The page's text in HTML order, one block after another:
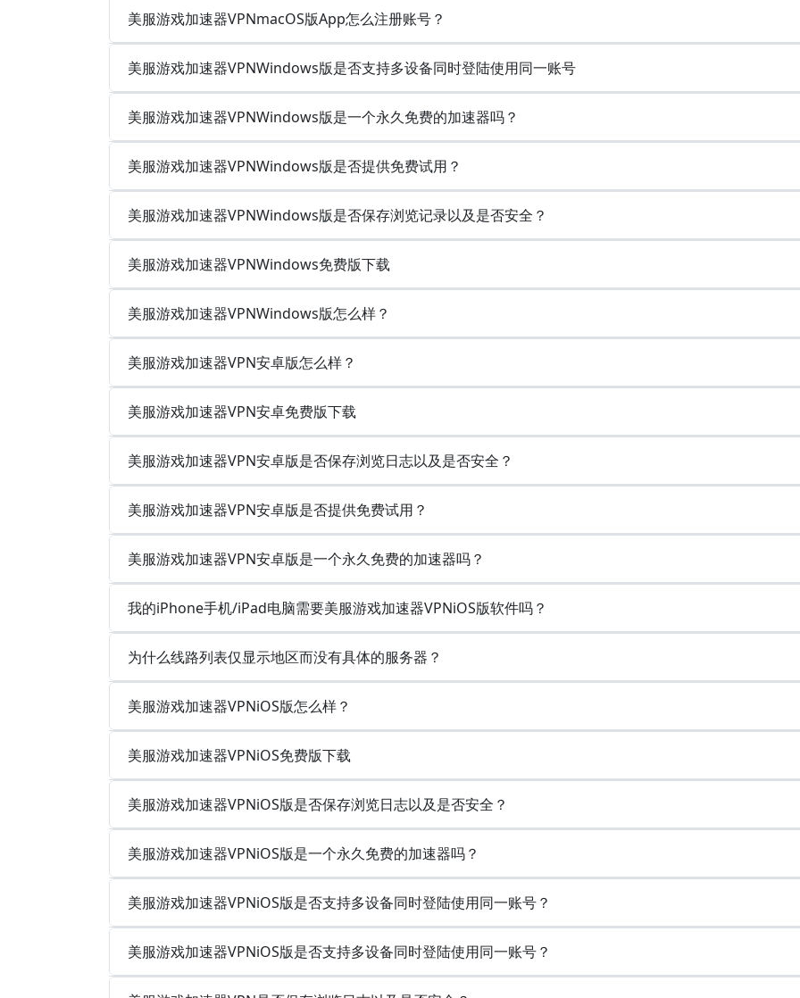
美服游戏加速器VPNmacOS版App怎么注册账号？
美服游戏加速器VPNWindows版是否支持多设备同时登陆使用同一账号
美服游戏加速器VPNWindows版是一个永久免费的加速器吗？
美服游戏加速器VPNWindows版是否提供免费试用？
美服游戏加速器VPNWindows版是否保存浏览记录以及是否安全？
美服游戏加速器VPNWindows免费版下载
美服游戏加速器VPNWindows版怎么样？
美服游戏加速器VPN安卓版怎么样？
美服游戏加速器VPN安卓免费版下载
美服游戏加速器VPN安卓版是否保存浏览日志以及是否安全？
美服游戏加速器VPN安卓版是否提供免费试用？
美服游戏加速器VPN安卓版是一个永久免费的加速器吗？
我的iPhone手机/iPad电脑需要美服游戏加速器VPNiOS版软件吗？
为什么线路列表仅显示地区而没有具体的服务器？
美服游戏加速器VPNiOS版怎么样？
美服游戏加速器VPNiOS免费版下载
美服游戏加速器VPNiOS版是否保存浏览日志以及是否安全？
美服游戏加速器VPNiOS版是一个永久免费的加速器吗？
美服游戏加速器VPNiOS版是否支持多设备同时登陆使用同一账号？
美服游戏加速器VPNiOS版是否支持多设备同时登陆使用同一账号？